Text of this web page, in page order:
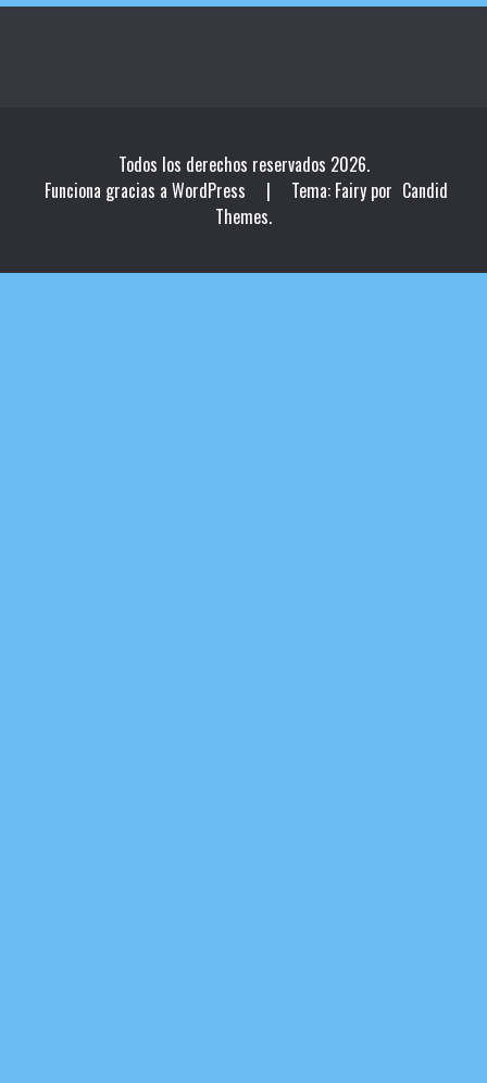
Todos los derechos reservados 2026.
Funciona gracias a WordPress
| Tema: Fairy por Candid
Themes.